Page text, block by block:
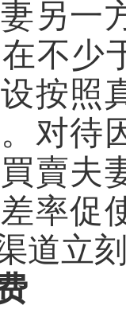
另一
不少
按照
对待
賣夫
率促
道立